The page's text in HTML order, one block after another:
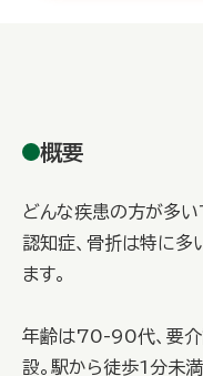
概要
どんな疾患の方が多い
認知症、骨折は特に多
ます。
年齢は70-90代、要
設。駅から徒歩1分未